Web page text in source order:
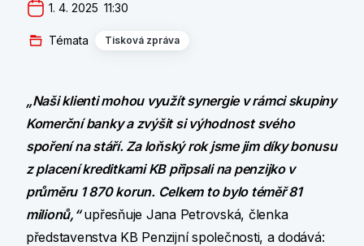
1. 4. 2025  11:30
Témata Tisková zpráva
„Naši klienti mohou využít synergie v rámci skupiny
Komerční banky a zvýšit si výhodnost svého
spoření na stáří. Za loňský rok jsme jim díky bonusu
z placení kreditkami KB připsali na penzijko v
průměru 1 870 korun. Celkem to bylo téměř 81
milionů,“upřesňuje Jana Petrovská, členka
představenstva KB Penzijní společnosti, a dodává: